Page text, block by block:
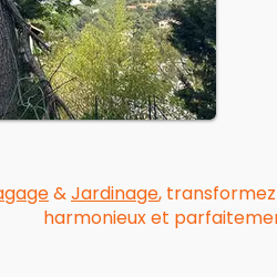
&Jardinage,
harmonieux et